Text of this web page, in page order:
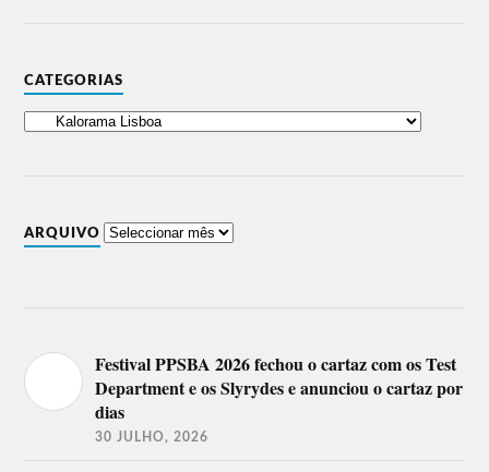
CATEGORIAS
ARQUIVO
Festival PPSBA 2026 fechou o cartaz com os Test
Department e os Slyrydes e anunciou o cartaz por
dias
30 JULHO, 2026